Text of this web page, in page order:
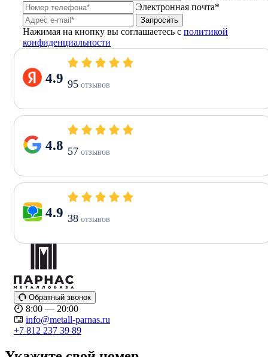
Электронная почта*
Запросить
Нажимая на кнопку вы соглашаетесь с политикой
конфиденциальности
4.9 95 отзывов
4.8 57 отзывов
4.9 38 отзывов
Обратный звонок
8:00 — 20:00
info@metall-parnas.ru
+7 812 237 39 89